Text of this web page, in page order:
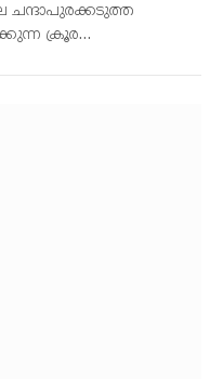
ചന്ദാപുരക്കടുത്ത
ക്രൂര…